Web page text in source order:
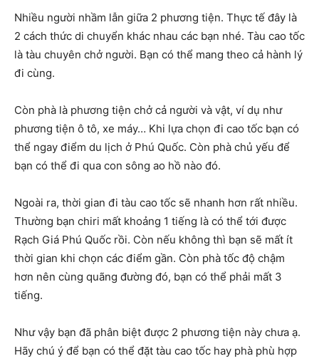
Nhiều người nhầm lẫn giữa 2 phương tiện. Thực tế đây là
2 cách thức di chuyển khác nhau các bạn nhé. Tàu cao tốc
là tàu chuyên chở người. Bạn có thể mang theo cả hành lý
đi cùng.
Còn phà là phương tiện chở cả người và vật, ví dụ như
phương tiện ô tô, xe máy… Khi lựa chọn đi cao tốc bạn có
thể ngay điểm du lịch ở Phú Quốc. Còn phà chủ yếu để
bạn có thể đi qua con sông ao hồ nào đó.
Ngoài ra, thời gian đi tàu cao tốc sẽ nhanh hơn rất nhiều.
Thường bạn chiri mất khoảng 1 tiếng là có thể tới được
Rạch Giá Phú Quốc rồi. Còn nếu không thì bạn sẽ mất ít
thời gian khi chọn các điểm gần. Còn phà tốc độ chậm
hơn nên cùng quãng đường đó, bạn có thể phải mất 3
tiếng.
Như vậy bạn đã phân biệt được 2 phương tiện này chưa ạ.
Hãy chú ý để bạn có thể đặt tàu cao tốc hay phà phù hợp